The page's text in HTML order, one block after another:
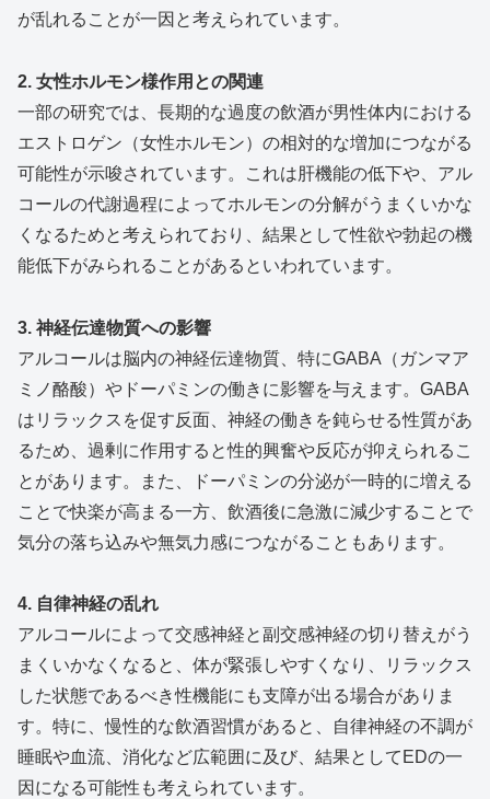
が乱れることが一因と考えられています。
2. 女性ホルモン様作用との関連
一部の研究では、長期的な過度の飲酒が男性体内における
エストロゲン（女性ホルモン）の相対的な増加につながる
可能性が示唆されています。これは肝機能の低下や、アル
コールの代謝過程によってホルモンの分解がうまくいかな
くなるためと考えられており、結果として性欲や勃起の機
能低下がみられることがあるといわれています。
3. 神経伝達物質への影響
アルコールは脳内の神経伝達物質、特にGABA（ガンマア
ミノ酪酸）やドーパミンの働きに影響を与えます。GABA
はリラックスを促す反面、神経の働きを鈍らせる性質があ
るため、過剰に作用すると性的興奮や反応が抑えられるこ
とがあります。また、ドーパミンの分泌が一時的に増える
ことで快楽が高まる一方、飲酒後に急激に減少することで
気分の落ち込みや無気力感につながることもあります。
4. 自律神経の乱れ
アルコールによって交感神経と副交感神経の切り替えがう
まくいかなくなると、体が緊張しやすくなり、リラックス
した状態であるべき性機能にも支障が出る場合がありま
す。特に、慢性的な飲酒習慣があると、自律神経の不調が
睡眠や血流、消化など広範囲に及び、結果としてEDの一
因になる可能性も考えられています。